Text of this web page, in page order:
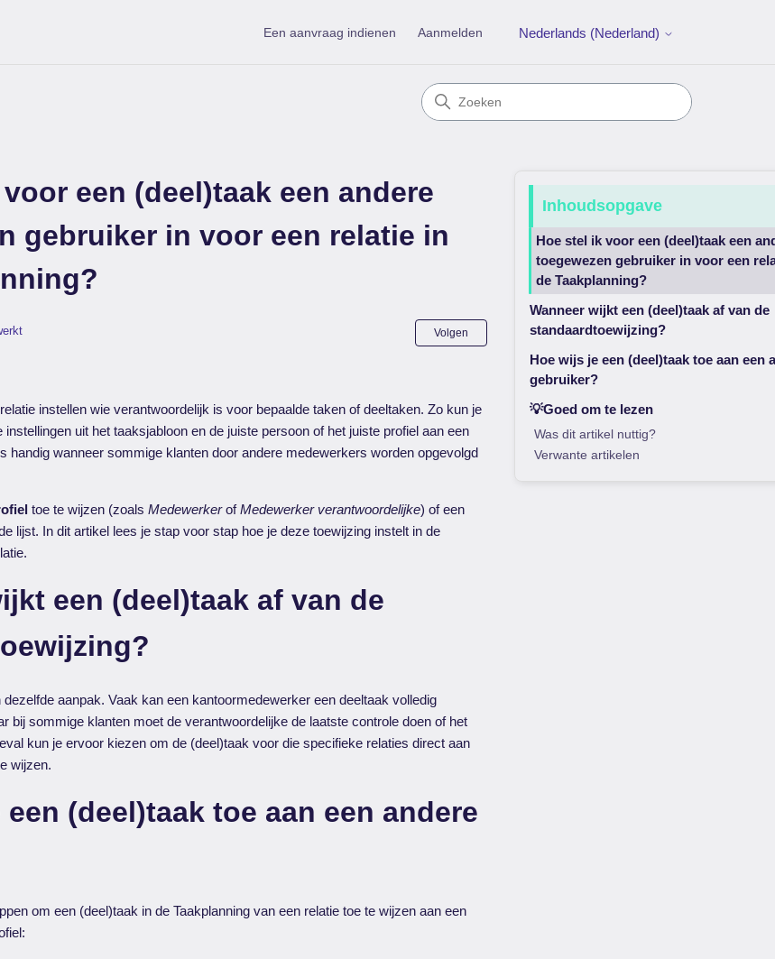
Een aanvraag indienen Aanmelden Nederlands (Nederland)
een (deel)taak een andere
gebruiker in voor een relatie in
Volgen Nog door niemand gevolgd
instellen wie verantwoordelijk is voor bepaalde taken of deeltaken. Zo kun je
uit het taaksjabloon en de juiste persoon of het juiste profiel aan een
handig wanneer sommige klanten door andere medewerkers worden opgevolgd
toe te wijzen (zoalsMedewerkerofMedewerker verantwoordelijke) of een
lijst. In dit artikel lees je stap voor stap hoe je deze toewijzing instelt in de
een (deel)taak af van de
aanpak. Vaak kan een kantoormedewerker een deeltaak volledig
bij sommige klanten moet de verantwoordelijke de laatste controle doen of het
kun je ervoor kiezen om de (deel)taak voor die specifieke relaties direct aan
wijzen.
(deel)taak toe aan een andere
om een (deel)taak in de Taakplanning van een relatie toe te wijzen aan een
Inhoudsopgave
Hoe stel ik voor een (deel)taak een
toegewezen gebruiker in voor een
de Taakplanning?
Wanneer wijkt een (deel)taak af van de
standaardtoewijzing?
Hoe wijs je een (deel)taak toe aan een
gebruiker?
💡Goed om te lezen
Was dit artikel nuttig?
Verwante artikelen